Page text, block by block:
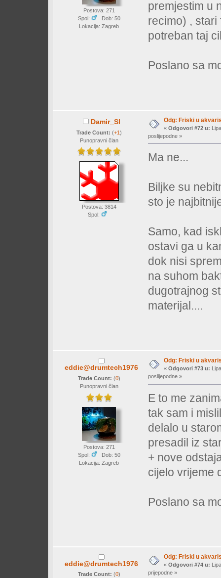
Postova: 271
Spol:
Dob: 50
Lokacija: Zagreb
premjestim u
recimo) , stari
potreban taj
Poslano sa
Damir_Sl
Trade Count: (+1)
Punopravni član
Postova: 3814
Spol:
Odg: Friski u
« Odgovori #72 u:
poslijepodne »
Ma ne...
Biljke su
sto je
Samo, kad
ostavi ga u
dok nisi
na suhom
dugotrajnog
materijal....
eddie@drumtech1976
Trade Count: (0)
Punopravni član
Postova: 271
Spol:
Dob: 50
Lokacija: Zagreb
Odg: Friski u
« Odgovori #73 u:
poslijepodne »
E to me
tak sam i
delalo u
presadil iz
+ nove
cijelo vrijeme
Poslano sa
eddie@drumtech1976
Trade Count: (0)
Odg: Friski u
« Odgovori #74 u:
prijepodne »